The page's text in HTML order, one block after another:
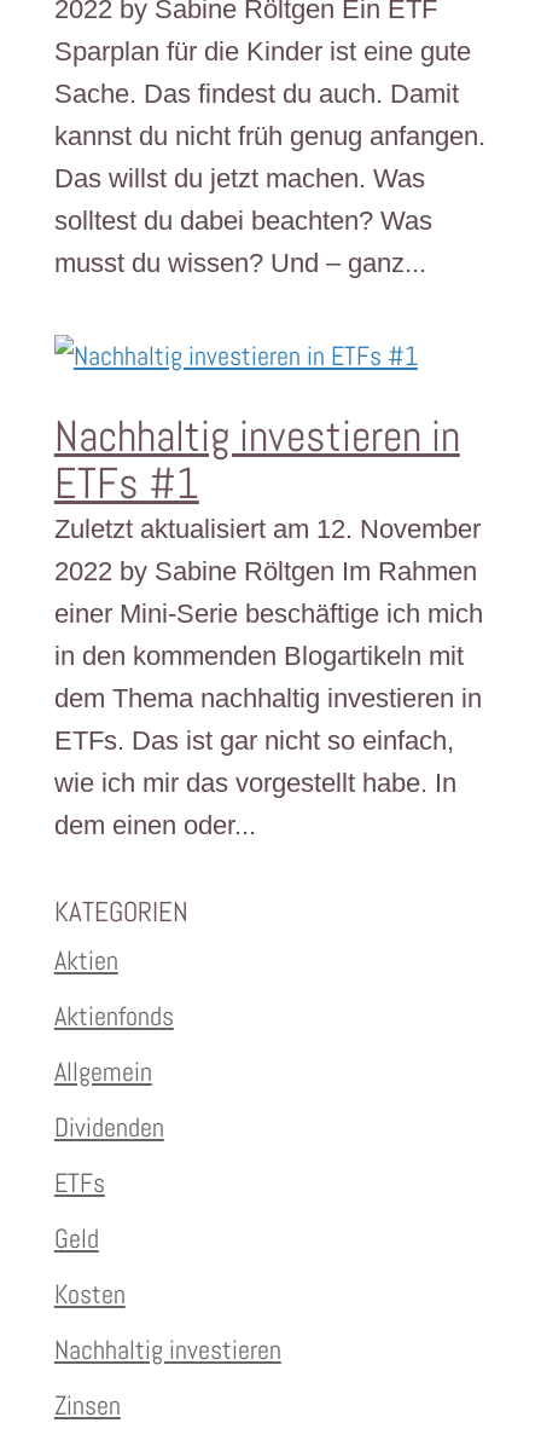
2022 by Sabine Röltgen Ein ETF
Sparplan für die Kinder ist eine gute
Sache. Das findest du auch. Damit
kannst du nicht früh genug anfangen.
Das willst du jetzt machen. Was
solltest du dabei beachten? Was
musst du wissen? Und – ganz...
Nachhaltig investieren in
ETFs #1
Zuletzt aktualisiert am 12. November
2022 by Sabine Röltgen Im Rahmen
einer Mini-Serie beschäftige ich mich
in den kommenden Blogartikeln mit
dem Thema nachhaltig investieren in
ETFs. Das ist gar nicht so einfach,
wie ich mir das vorgestellt habe. In
dem einen oder...
KATEGORIEN
Aktien
Aktienfonds
Allgemein
Dividenden
ETFs
Geld
Kosten
Nachhaltig investieren
Zinsen